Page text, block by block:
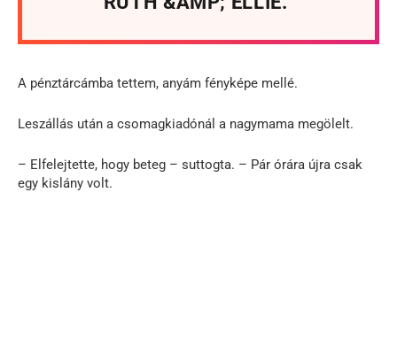
A pénztárcámba tettem, anyám fényképe mellé.
Leszállás után a csomagkiadónál a nagymama megölelt.
– Elfelejtette, hogy beteg – suttogta. – Pár órára újra csak
egy kislány volt.